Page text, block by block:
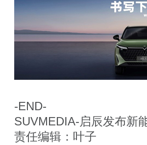
-END-
SUVMEDIA-启辰发布新
责任编辑：叶子